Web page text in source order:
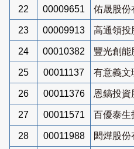
22 00009651 佑晟股份
23 00009913 高通領投
24 00010382 豐光創能
25 00011137 有意義文
26 00011376 恩鎬投資
27 00011571 百優泰生
28 00011988 閎燁股份